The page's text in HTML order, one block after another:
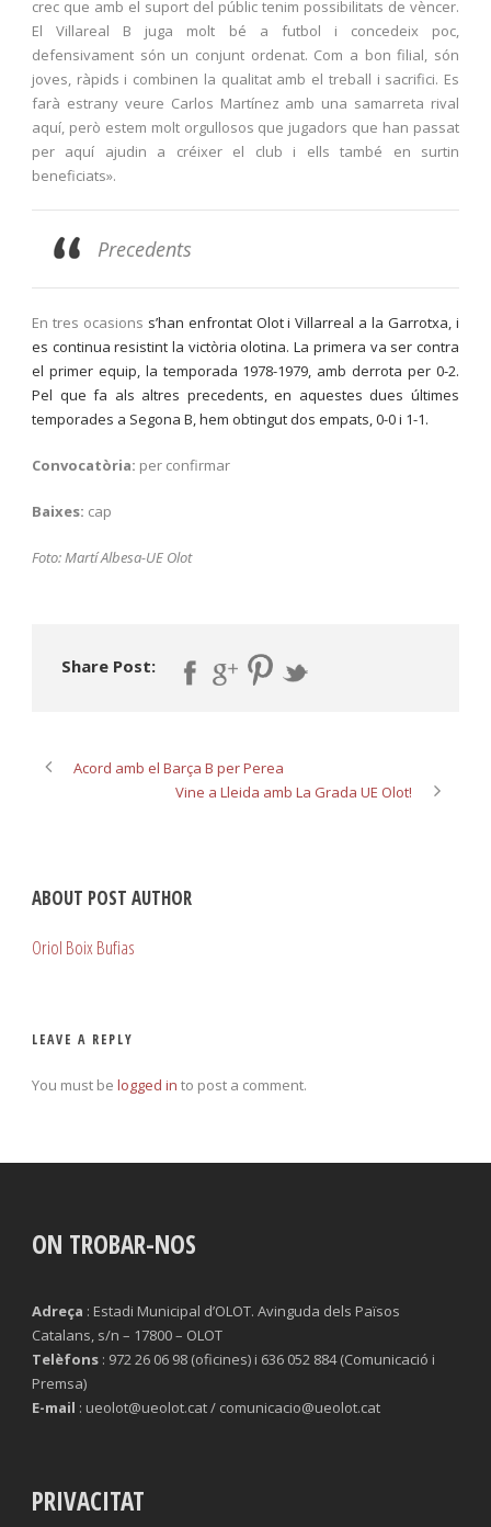
crec que amb el suport del públic tenim possibilitats de vèncer.
El Villareal B juga molt bé a futbol i concedeix poc,
defensivament són un conjunt ordenat. Com a bon filial, són
joves, ràpids i combinen la qualitat amb el treball i sacrifici. Es
farà estrany veure Carlos Martínez amb una samarreta rival
aquí, però estem molt orgullosos que jugadors que han passat
per aquí ajudin a créixer el club i ells també en surtin
beneficiats».
Precedents
En tres ocasions s’han enfrontat Olot i Villarreal a la Garrotxa, i
es continua resistint la victòria olotina. La primera va ser contra
el primer equip, la temporada 1978-1979, amb derrota per 0-2.
Pel que fa als altres precedents, en aquestes dues últimes
temporades a Segona B, hem obtingut dos empats, 0-0 i 1-1.
Convocatòria: per confirmar
Baixes: cap
Foto: Martí Albesa-UE Olot
Share Post:
Acord amb el Barça B per Perea
Vine a Lleida amb La Grada UE Olot!
ABOUT POST AUTHOR
Oriol Boix Bufias
LEAVE A REPLY
You must be logged in to post a comment.
ON TROBAR-NOS
Adreça : Estadi Municipal d’OLOT. Avinguda dels Països
Catalans, s/n – 17800 – OLOT
Telèfons : 972 26 06 98 (oficines) i 636 052 884 (Comunicació i
Premsa)
E-mail : ueolot@ueolot.cat / comunicacio@ueolot.cat
PRIVACITAT